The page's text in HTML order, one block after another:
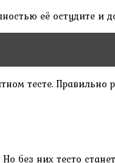
её остудите и
тесте.
без них тесто